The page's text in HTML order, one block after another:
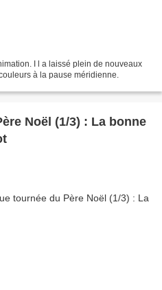
I l a laissé plein de nouveaux
à la pause méridienne.
Noël (1/3) : La bonne